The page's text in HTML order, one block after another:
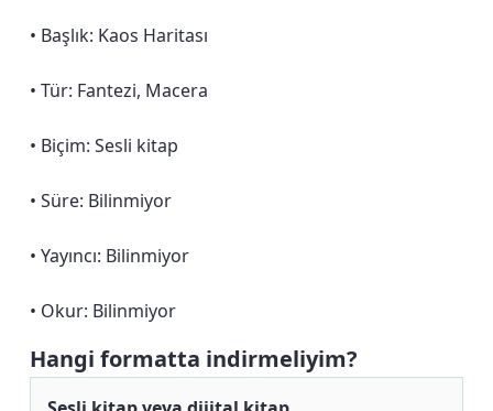
• Başlık: Kaos Haritası
• Tür: Fantezi, Macera
• Biçim: Sesli kitap
• Süre: Bilinmiyor
• Yayıncı: Bilinmiyor
• Okur: Bilinmiyor
Hangi formatta indirmeliyim?